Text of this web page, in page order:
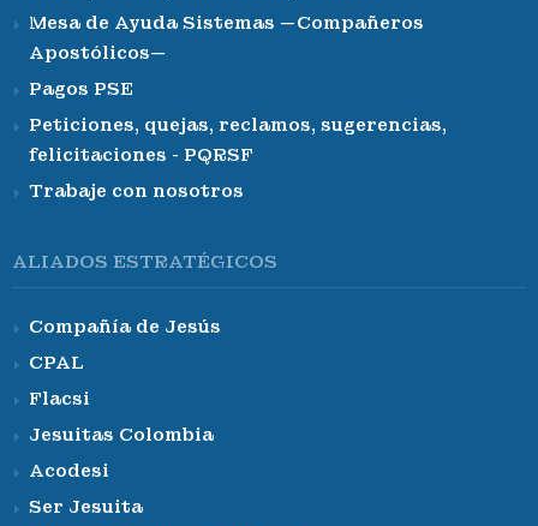
Mesa de Ayuda Sistemas —Compañeros
Apostólicos—
Pagos PSE
Peticiones, quejas, reclamos, sugerencias,
felicitaciones - PQRSF
Trabaje con nosotros
ALIADOS ESTRATÉGICOS
Compañía de Jesús
CPAL
Flacsi
Jesuitas Colombia
Acodesi
Ser Jesuita